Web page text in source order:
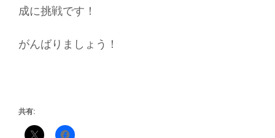
成に挑戦です！
がんばりましょう！
共有: